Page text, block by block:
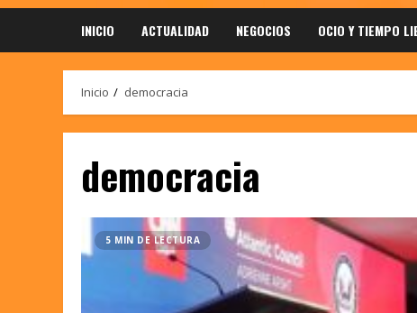
INICIO ACTUALIDAD NEGOCIOS OCIO Y TIEMPO
Inicio democracia
democracia
5 MIN DE LECTURA